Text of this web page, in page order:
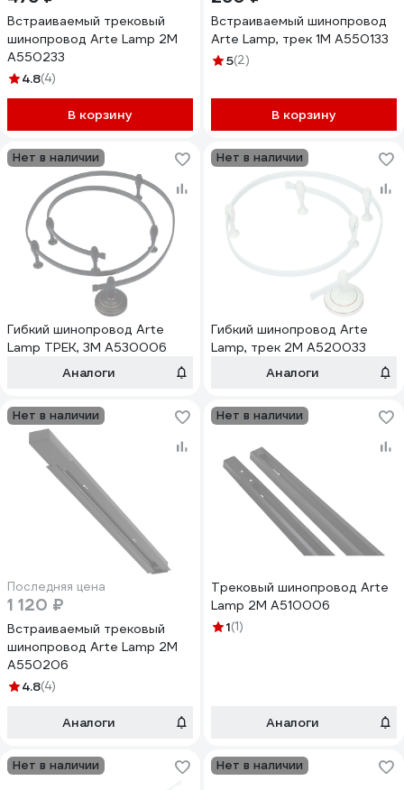
Встраиваемый трековый
шинопровод Arte Lamp 2M
A550233
4.8(4)
В корзину
Встраиваемый шинопровод
Arte Lamp, трек 1M A550133
5(2)
В корзину
Нет в наличии
Гибкий шинопровод Arte
Lamp ТРЕК, 3M A530006
Аналоги
Нет в наличии
Гибкий шинопровод Arte
Lamp, трек 2M A520033
Аналоги
Нет в наличии
Последняя цена
1 120 ₽
Встраиваемый трековый
шинопровод Arte Lamp 2M
A550206
4.8(4)
Аналоги
Нет в наличии
Трековый шинопровод Arte
Lamp 2M A510006
1(1)
Аналоги
Нет в наличии Нет в наличии